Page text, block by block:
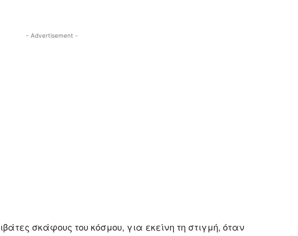
- Advertisement -
σκάφους του κόσμου, για εκείνη τη στιγμή, όταν